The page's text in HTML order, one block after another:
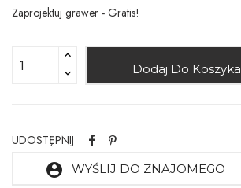
Zaprojektuj grawer - Gratis!
Dodaj Do Koszyka
UDOSTĘPNIJ
account_circle WYŚLIJ DO ZNAJOMEGO